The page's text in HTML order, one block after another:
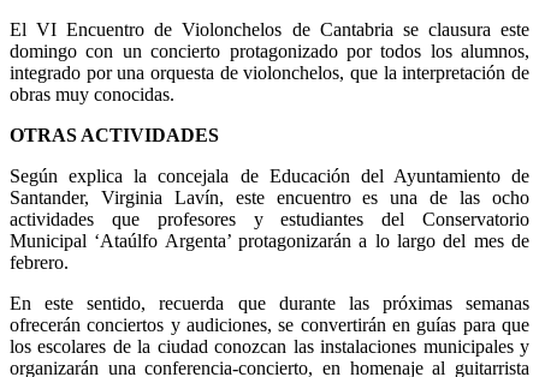
El VI Encuentro de Violonchelos de Cantabria se clausura este
domingo con un concierto protagonizado por todos los alumnos,
integrado por una orquesta de violonchelos, que la interpretación de
obras muy conocidas.
OTRAS ACTIVIDADES
Según explica la concejala de Educación del Ayuntamiento de
Santander, Virginia Lavín, este encuentro es una de las ocho
actividades que profesores y estudiantes del Conservatorio
Municipal ‘Ataúlfo Argenta’ protagonizarán a lo largo del mes de
febrero.
En este sentido, recuerda que durante las próximas semanas
ofrecerán conciertos y audiciones, se convertirán en guías para que
los escolares de la ciudad conozcan las instalaciones municipales y
organizarán una conferencia-concierto, en homenaje al guitarrista